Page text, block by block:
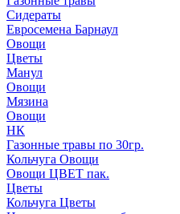
Сидераты
Евросемена Барнаул
Овощи
Цветы
Манул
Овощи
Мязина
Овощи
НК
Газонные травы по 30гр.
Кольчуга Овощи
Овощи ЦВЕТ пак.
Цветы
Кольчуга Цветы